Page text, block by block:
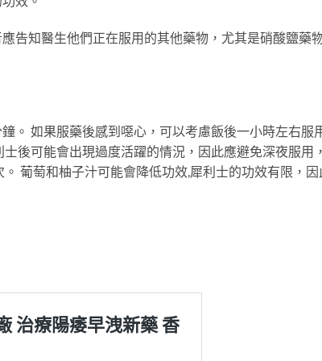
告知醫生他們正在服用的其他藥物，尤其是硝酸鹽藥
。 如果服藥後感到噁心，可以考慮飯後一小時左右服
後可能會出現過度活躍的情況，因此應避免深夜服用
葡萄和柚子汁可能會降低功效,犀利士的功效有限，因